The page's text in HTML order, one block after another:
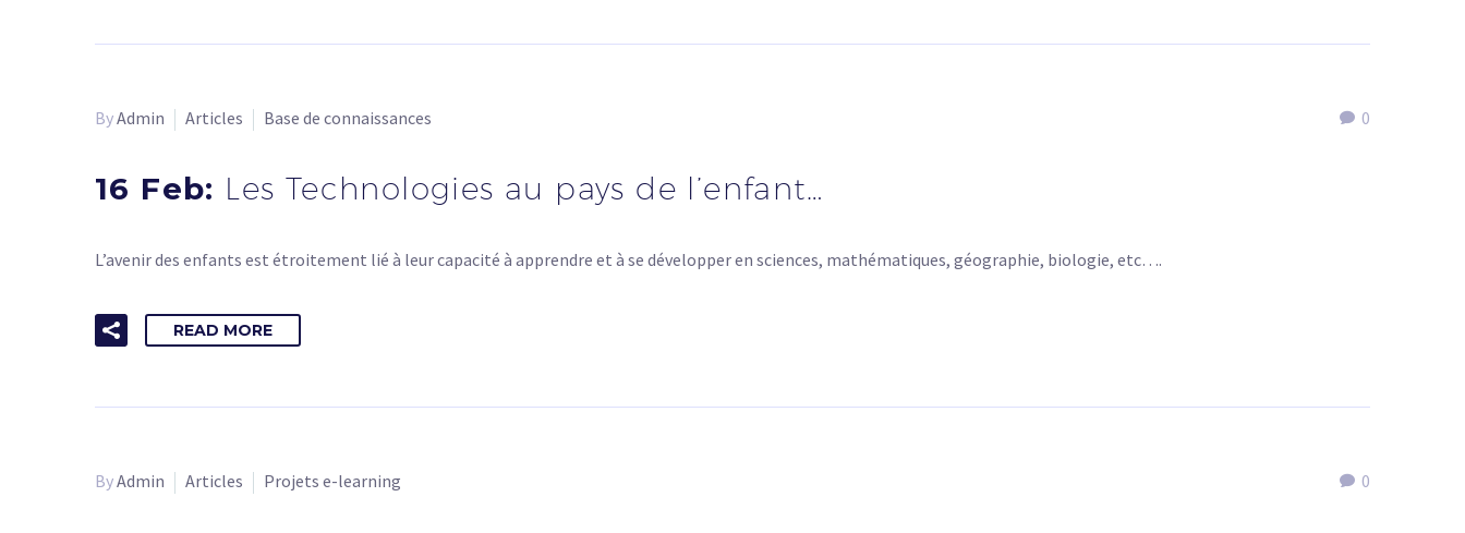
0
ByAdmin Articles Base de connaissances
16 Feb: Les Technologies au pays de l’enfant…
L’avenir des enfants est étroitement lié à leur capacité à apprendre et à se développer en sciences, mathématiques, géographie, biologie, etc….
READ MORE
0
ByAdmin Articles Projets e-learning